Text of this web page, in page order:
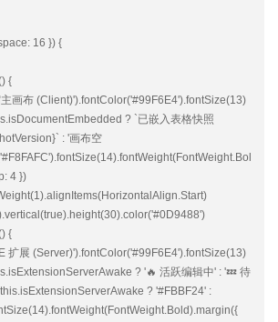
16 }) {
{
布 (Client)').fontColor('#99F6E4').fontSize(13)
? `已嵌入表格快照
: '画布空
4 })
{
(Server)').fontColor('#99F6E4').fontSize(13)
? '🔥 活跃编辑中' : '💤 待
? '#FBBF24' :